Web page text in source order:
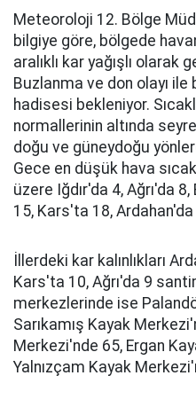
Meteoroloji 12. Bölge
bilgiye göre, bölgede
aralıklı kar yağışlı olarak
Buzlanma ve don olayı
hadisesi bekleniyor.
normallerinin altında
doğu ve güneydoğu
Gece en düşük hava
üzere Iğdır'da 4, Ağrı'da
15, Kars'ta 18,
İllerdeki kar kalınlıkları
Kars'ta 10, Ağrı'da 9
merkezlerinde ise
Sarıkamış Kayak
Merkezi'nde 65, Ergan
Yalnızçam Kayak